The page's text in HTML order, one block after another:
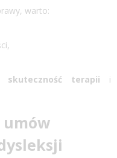
warto:
skuteczność terapii i
umów